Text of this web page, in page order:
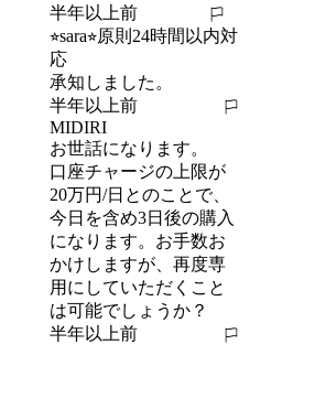
半年以上前
報告する
⭐︎sara⭐︎原則24時間以内対
応
承知しました。
半年以上前
報告する
MIDIRI
お世話になります。
口座チャージの上限が
20万円/日とのことで、
今日を含め3日後の購入
になります。お手数お
かけしますが、再度専
用にしていただくこと
は可能でしょうか？
半年以上前
報告する